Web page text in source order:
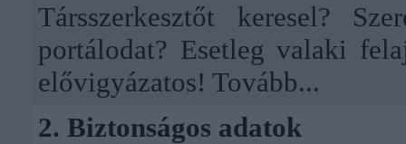
Társszerkesztőt keresel?
portálodat? Esetleg valaki
elővigyázatos! Tovább...
2. Biztonságos adatok